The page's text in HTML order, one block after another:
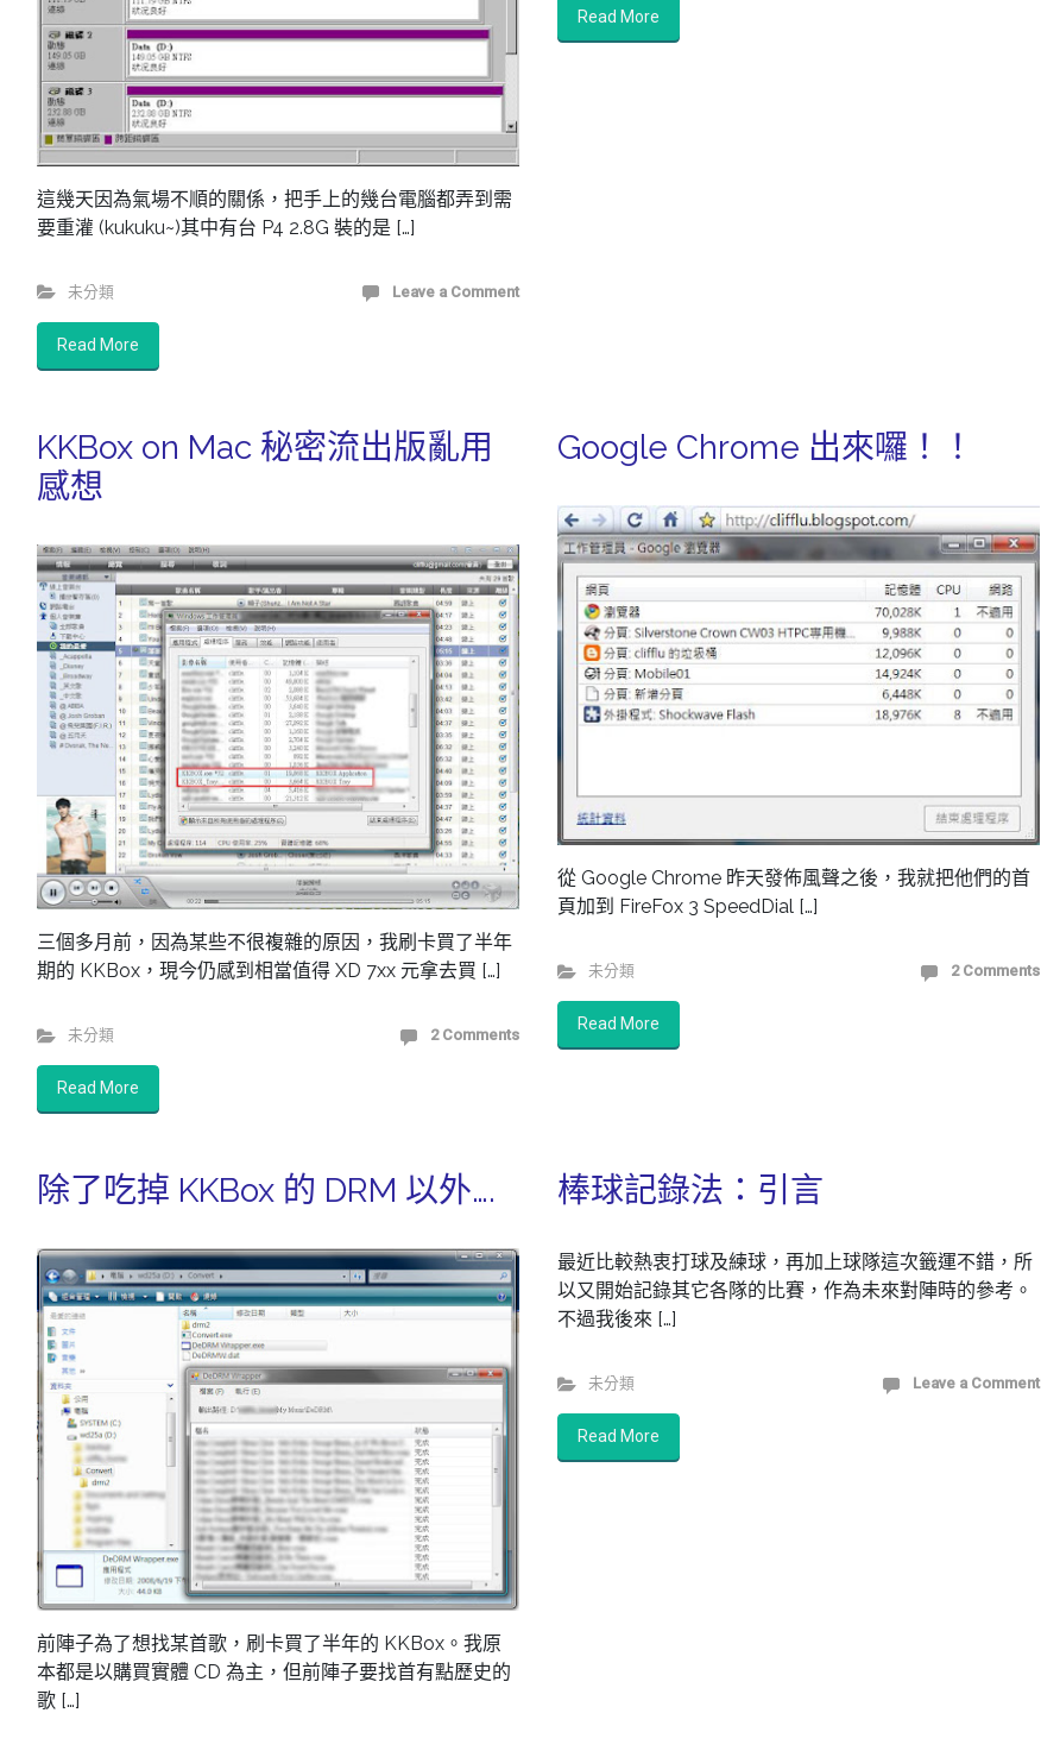
這幾天因為氣場不順的關係，把手上的幾台電腦都弄到需
要重灌 (kukuku~)其中有台 P4 2.8G 裝的是 […]
未分類 Leave a Comment
Read More
Read More
KKBox on Mac 秘密流出版亂用
感想
三個多月前，因為某些不很複雜的原因，我刷卡買了半年
期的 KKBox，現今仍感到相當值得 XD 7xx 元拿去買 […]
未分類 2 Comments
Read More
Google Chrome 出來囉！！
從 Google Chrome 昨天發佈風聲之後，我就把他們的首
頁加到 FireFox 3 SpeedDial […]
未分類 2 Comments
Read More
除了吃掉 KKBox 的 DRM 以外….
前陣子為了想找某首歌，刷卡買了半年的 KKBox。我原
本都是以購買實體 CD 為主，但前陣子要找首有點歷史的
歌 […]
棒球記錄法：引言
最近比較熱衷打球及練球，再加上球隊這次籤運不錯，所
以又開始記錄其它各隊的比賽，作為未來對陣時的參考。
不過我後來 […]
未分類 Leave a Comment
Read More